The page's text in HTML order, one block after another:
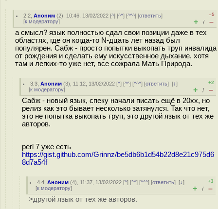
2.2 ,Аноним (2), 10:46, 13/02/2022 [^] [^^] [^^^] [ответить]
[к модератору]
–5
+ / –
а смысл? язык полностью сдал свои позиции даже в тех
областях, где он когда-то N-дцать лет назад был
популярен. Сабж - просто попытки выкопать труп инвалида
от рождения и сделать ему искусственное дыхание, хотя
там и легких-то уже нет, все сожрала Мать Природа.
3.3 ,Аноним (3), 11:12, 13/02/2022 [^] [^^] [^^^] [ответить][↓]
[к модератору]
+2
+ / –
Сабж - новый язык, спеку начали писать ещё в 20хх, но
релиз как это бывает несколько затянулся. Так что нет,
это не попытка выкопать труп, это другой язык от тех же
авторов.
perl 7 уже есть
https://gist.github.com/Grinnz/be5db6b1d54b22d8e21c975d6
8d7a54f
4.4 ,Аноним (4), 11:37, 13/02/2022 [^] [^^] [^^^] [ответить][↓]
[к модератору]
+3
+ / –
>другой язык от тех же авторов.